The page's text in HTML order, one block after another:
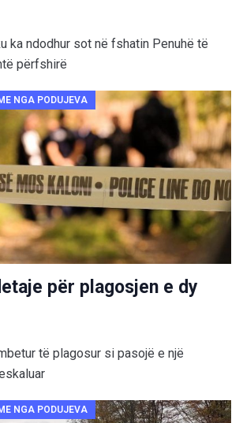
ka ndodhur sot në fshatin Penuhë të
përfshirë
NGA PODUJEVA
për plagosjen e dy
të plagosur si pasojë e një
NGA PODUJEVA